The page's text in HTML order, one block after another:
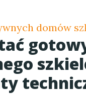
domów